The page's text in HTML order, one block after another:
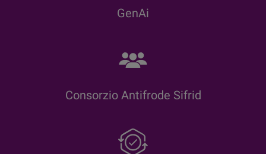
GenAi
Consorzio Antifrode Sifrid